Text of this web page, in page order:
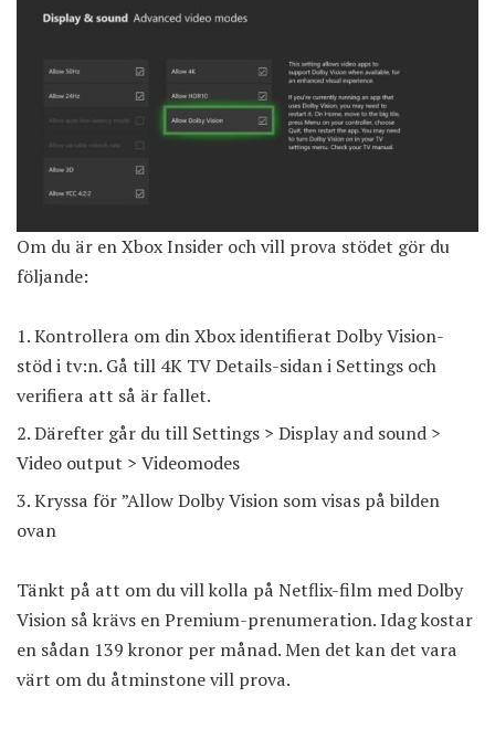
Om du är en Xbox Insider och vill prova stödet gör du
följande:
Kontrollera om din Xbox identifierat Dolby Vision-
stöd i tv:n. Gå till 4K TV Details-sidan i Settings och
verifiera att så är fallet.
Därefter går du till Settings > Display and sound >
Video output > Videomodes
Kryssa för ”Allow Dolby Vision som visas på bilden
ovan
Tänkt på att om du vill kolla på Netflix-film med Dolby
Vision så krävs en Premium-prenumeration. Idag kostar
en sådan 139 kronor per månad. Men det kan det vara
värt om du åtminstone vill prova.